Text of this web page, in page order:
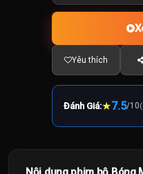
Yêu thích
Đánh Giá:★7.5/10